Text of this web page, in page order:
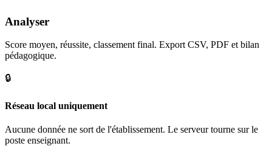
Analyser
Score moyen, réussite, classement final. Export CSV, PDF et bilan
pédagogique.
🔒
Réseau local uniquement
Aucune donnée ne sort de l'établissement. Le serveur tourne sur le
poste enseignant.